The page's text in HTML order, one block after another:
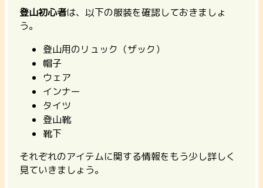
登山初心者は、以下の服装を確認しておきましょ
う。
登山用のリュック（ザック）
帽子
ウェア
インナー
タイツ
登山靴
靴下
それぞれのアイテムに関する情報をもう少し詳しく
見ていきましょう。